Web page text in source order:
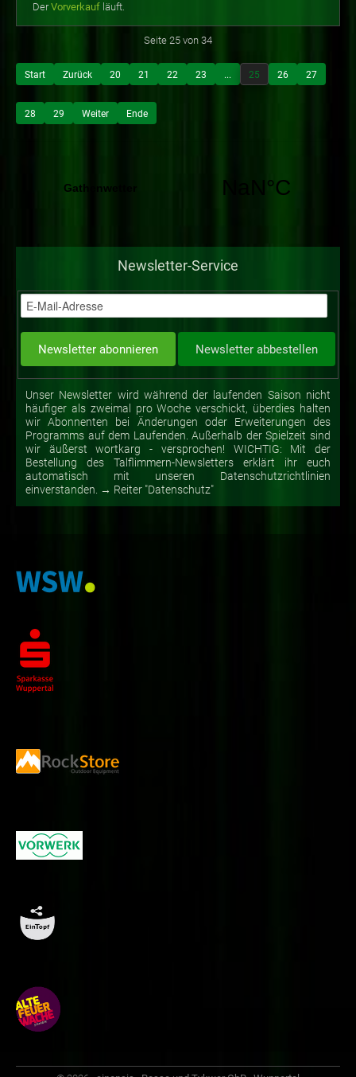
DerVorverkauf läuft.
Seite 25 von 34
Start Zurück 20 21 22 23 ... 25 26 27
28 29 Weiter Ende
Newsletter-Service
Unser Newsletter wird während der laufenden Saison nicht
häufiger als zweimal pro Woche verschickt, überdies halten
wir Abonnenten bei Änderungen oder Erweiterungen des
Programms auf dem Laufenden. Außerhalb der Spielzeit sind
wir äußerst wortkarg - versprochen! WICHTIG: Mit der
Bestellung des Talflimmern-Newsletters erklärt ihr euch
automatisch mit unseren Datenschutzrichtlinien
einverstanden. → Reiter "Datenschutz"